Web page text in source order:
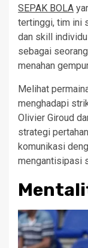
SEPAK BOLA
tertinggi, tim ini
dan skill
sebagai
menahan
Melihat
menghadapi
Olivier Giroud
strategi
komunikasi
mengantisipasi